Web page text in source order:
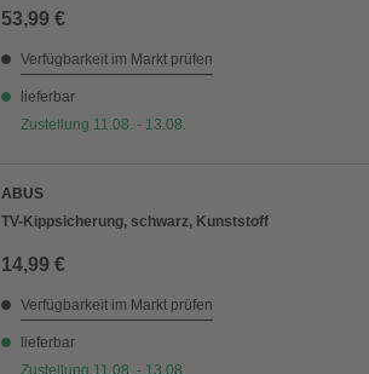
53,99 €
Verfügbarkeit im Markt prüfen
lieferbar
Zustellung 11.08. - 13.08.
ABUS
TV-Kippsicherung, schwarz, Kunststoff
14,99 €
Verfügbarkeit im Markt prüfen
lieferbar
Zustellung 11.08. - 13.08.